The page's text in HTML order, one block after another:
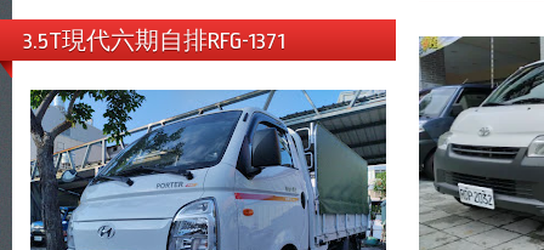
3.5T現代六期自排RFG-1371